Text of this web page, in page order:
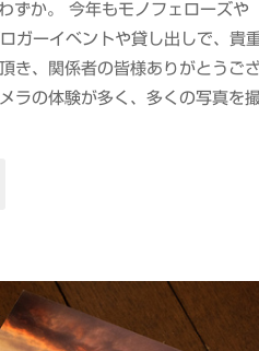
ずか。 今年もモノフェローズや
ガーイベントや貸し出しで、貴
き、関係者の皆様ありがとうご
ラの体験が多く、多くの写真を